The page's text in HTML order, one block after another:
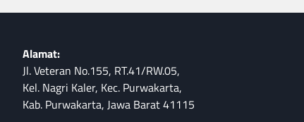
Alamat:
Jl. Veteran No.155, RT.41/RW.05,
Kel. Nagri Kaler, Kec. Purwakarta,
Kab. Purwakarta, Jawa Barat 41115